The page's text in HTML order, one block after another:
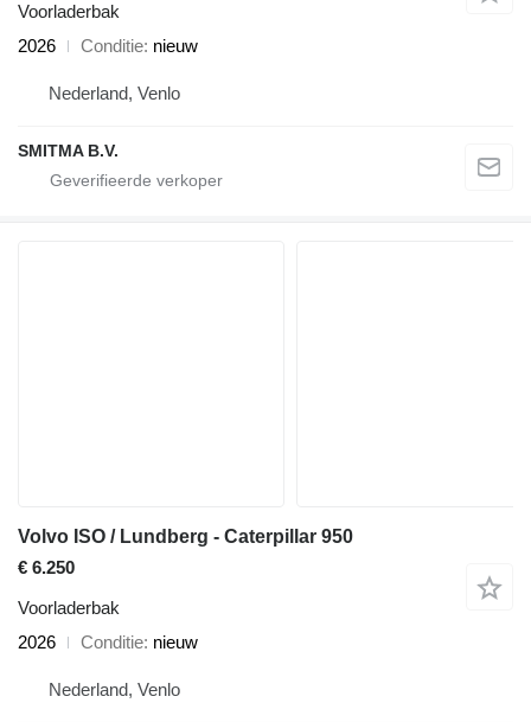
Voorladerbak
2026
Conditie nieuw
Nederland, Venlo
SMITMA B.V.
Volvo ISO / Lundberg - Caterpillar 950
€ 6.250
Voorladerbak
2026
Conditie nieuw
Nederland, Venlo